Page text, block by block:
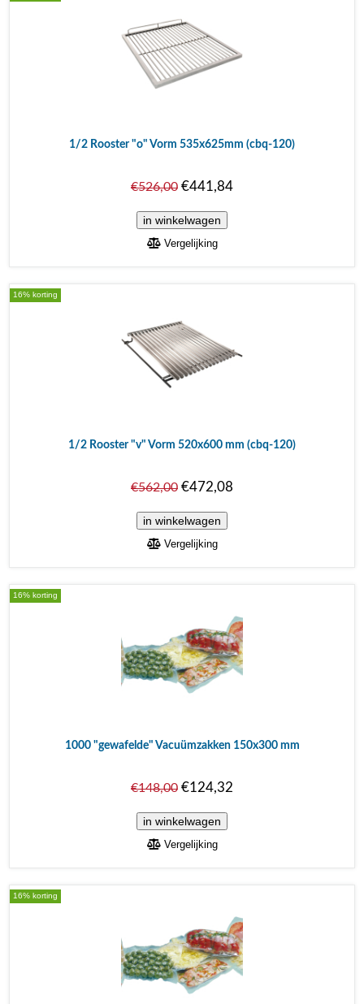
1/2 Rooster "o" Vorm 535x625mm (cbq-120)
€526,00 €441,84
Vergelijking
16% korting
1/2 Rooster "v" Vorm 520x600 mm (cbq-120)
€562,00 €472,08
Vergelijking
16% korting
1000 "gewafelde" Vacuümzakken 150x300 mm
€148,00 €124,32
Vergelijking
16% korting